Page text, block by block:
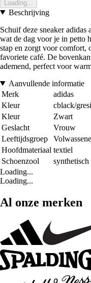
Loading...
Beschrijving
Schuif deze sneaker adidas
wat de dag voor je in petto
stap en zorgt voor comfort,
favoriete café. De
ademend, perfect voor
Aanvullende informatie
Merk
adidas
Kleur
cblack/
Kleur
Zwart
Geslacht
Vrouw
Leeftijdsgroep
Volwassene
Hoofdmateriaal textiel
Schoenzool
synthetisch
Loading...
Loading...
Al onze merken